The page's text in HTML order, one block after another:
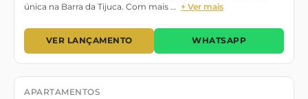
única na Barra da Tijuca. Com mais … + Ver mais
VER LANÇAMENTO WHATSAPP
Lançamento Pronto para morar
APARTAMENTOS